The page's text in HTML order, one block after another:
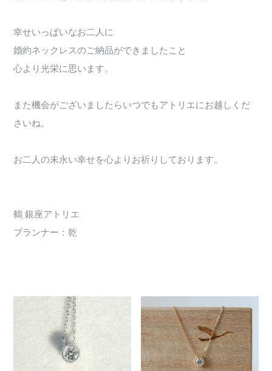
幸せいっぱいなお二人に
婚約ネックレスのご納品ができましたこと
心より光栄に思います。
また機会がございましたらいつでもアトリエにお越しくだ
さいね。
お二人の末永い幸せを心よりお祈りしております。
鶴 銀座アトリエ
プランナー：乾